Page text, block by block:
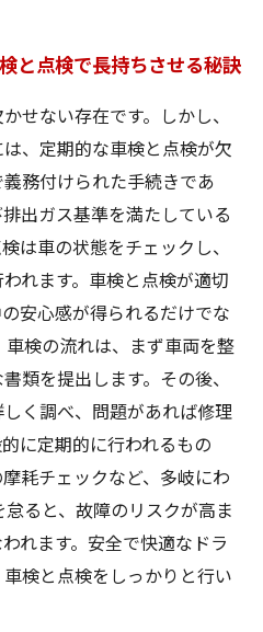
と点検で長持ちさせる秘訣
せない存在です。しかし、
、定期的な車検と点検が欠
務付けられた手続きであ
出ガス基準を満たしている
は車の状態をチェックし、
れます。車検と点検が適切
安心感が得られるだけでな
車検の流れは、まず車両を整
類を提出します。その後、
く調べ、問題があれば修理
に定期的に行われるもの
耗チェックなど、多岐にわ
ると、故障のリスクが高ま
れます。安全で快適なドラ
検と点検をしっかりと行い